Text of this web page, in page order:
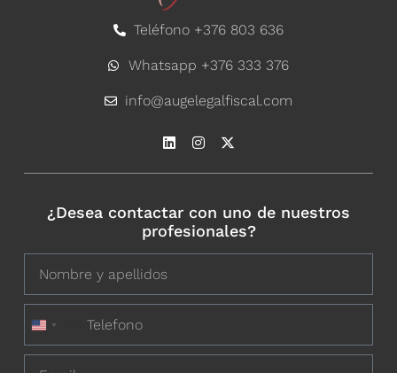
Teléfono +376 803 636
Whatsapp +376 333 376
info@augelegalfiscal.com
¿Desea contactar con uno de nuestros
profesionales?
United States +1